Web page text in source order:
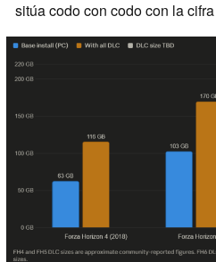
sitúa codo con codo con la